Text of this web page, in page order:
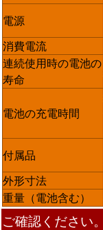
電源
消費電流
連続使用時の電池の
寿命
電池の充電時間
付属品
外形寸法
重量（電池含む）
ご確認ください。